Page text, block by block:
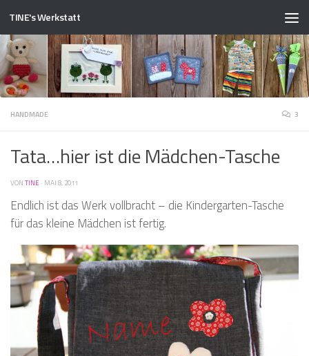
Zum Inhalt springen
TINE's Werkstatt
HANDMADE 3
Tata…hier ist die Mädchen-Tasche
VON TINE · MAI 8, 2011
Endlich ist das Werk vollbracht – die Kindergarten-Tasche
für das kleine Mädchen ist fertig.